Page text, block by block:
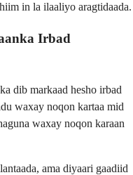
in la ilaaliyo aragtidaada.
Irbad
dib markaad hesho irbad
waxay noqon kartaa mid
waxay noqon karaan
ama diyaari gaadiid